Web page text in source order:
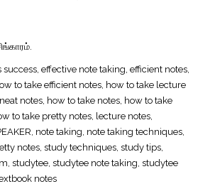
success effective note taking efficient notes
to take efficient notes how to take lecture
notes how to take notes how to take
to take pretty notes lecture notes
note taking note taking techniques
notes study techniques study tips
studytee studytee note taking studytee
notes